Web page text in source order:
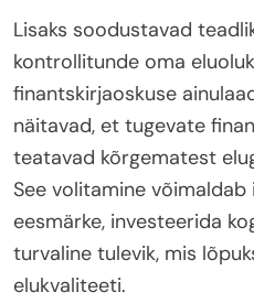
Lisaks soodustavad
kontrollitunde oma
finantskirjaoskuse
näitavad, et tugevate
teatavad kõrgematest
See volitamine
eesmärke, investeerida
turvaline tulevik, mis
elukvaliteeti.